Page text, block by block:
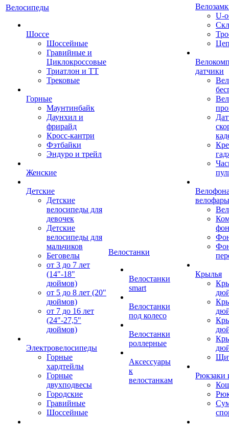
Велосипеды
Шоссе
Шоссейные
Гравийные и
Циклокроссовые
Триатлон и ТТ
Трековые
Горные
Маунтинбайк
Даунхил и
фрирайд
Кросс-кантри
Фэтбайки
Эндуро и трейл
Женские
Детские
Детские
велосипеды для
девочек
Детские
велосипеды для
мальчиков
Беговелы
от 3 до 7 лет
(14"-18"
дюймов)
от 5 до 8 лет (20"
дюймов)
от 7 до 16 лет
(24"-27,5"
дюймов)
Электровелосипеды
Горные
хардтейлы
Горные
двухподвесы
Городские
Гравийные
Шоссейные
Велостанки
Велостанки
smart
Велостанки
под колесо
Велостанки
роллерные
Аксессуары
к
велостанкам
U-
датчики
велофары
Крылья
Рюкзаки